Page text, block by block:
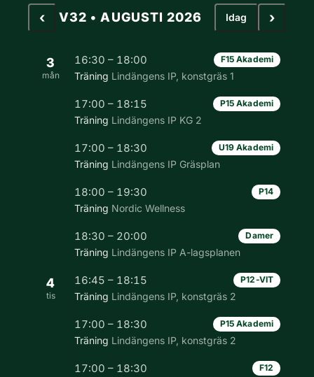
‹ V32 • AUGUSTI 2026 Idag ›
3
mån
16:30 – 18:00 F15 Akademi
Träning Lindängens IP, konstgräs 1
17:00 – 18:15 P15 Akademi
Träning Lindängens IP KG 2
17:00 – 18:30 U19 Akademi
Träning Lindängens IP Gräsplan
18:00 – 19:30 P14
Träning Nordic Wellness
18:30 – 20:00 Damer
Träning Lindängens IP A-lagsplanen
4
tis
16:45 – 18:15 P12-VIT
Träning Lindängens IP, konstgräs 2
17:00 – 18:30 P15 Akademi
Träning Lindängens IP, konstgräs 2
17:00 – 18:30 F12